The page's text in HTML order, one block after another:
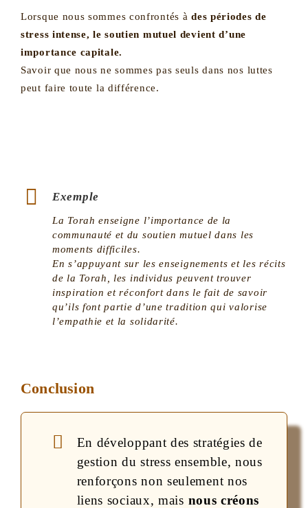
Lorsque nous sommes confrontés àdes périodes de
stress intense, le soutien mutuel devient d’une
importance capitale.
Savoir que nous ne sommes pas seuls dans nos luttes
peut faire toute la différence.
Exemple
La Torah enseigne l’importance de la
communauté et du soutien mutuel dans les
moments difficiles.
En s’appuyant sur les enseignements et les récits
de la Torah, les individus peuvent trouver
inspiration et réconfort dans le fait de savoir
qu’ils font partie d’une tradition qui valorise
l’empathie et la solidarité.
Conclusion
En développant des stratégies de
gestion du stress ensemble, nous
renforçons non seulement nos
liens sociaux, mais nous créons